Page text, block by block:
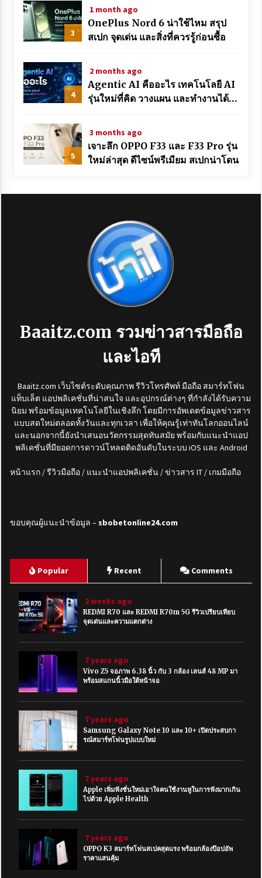
3
1 month ago
OnePlus Nord 6 น่าใช้ไหม สรุป
สเปก จุดเด่น และสิ่งที่ควรรู้ก่อนซื้อ
4
2 months ago
Agentic AI คืออะไร เทคโนโลยี AI
รุ่นใหม่ที่คิด วางแผน และทำงานได้
5
3 months ago
เจาะลึก OPPO F33 และ F33 Pro รุ่น
ใหม่ล่าสุด ดีไซน์พรีเมียม สเปกน่าโดน
Baaitz.com รวมข่าวสารมือถือ
และไอที
Baaitz.com เว็บไซต์ระดับคุณภาพ รีวิวโทรศัพท์ มือถือ สมาร์ทโฟน
แท็บเล็ต แอปพลิเคชั่นที่น่าสนใจ และอุปกรณ์ต่างๆ ที่กำลังได้รับความ
นิยม พร้อมข้อมูลเทคโนโลยีในเชิงลึก โดยมีการอัพเดตข้อมูลข่าวสาร
แบบสดใหม่ตลอดทั้งวันและทุกเวลา เพื่อให้คุณรู้เท่าทันโลกออนไลน์
และนอกจากนี้ยังนำเสนอนวัตกรรมสุดทันสมัย พร้อมกับแนะนำแอป
พลิเคชั่นที่มียอดการดาวน์โหลดติดอันดับในระบบ iOS และ Android
หน้าแรก / รีวิวมือถือ / แนะนำแอปพลิเคชั่น / ข่าวสาร IT / เกมมือถือ
ขอบคุณผู้แนะนำข้อมูล – sbobetonline24.com
Popular Recent Comments
2 weeks ago
REDMI R70 และ REDMI R70m 5G รีวิวเปรียบเทียบ
จุดเด่นและความแตกต่าง
7 years ago
Vivo Z5 จอภาพ 6.38 นิ้ว กับ 3 กล้อง เลนส์ 48 MP มา
พร้อมสแกนนิ้วมือใต้หน้าจอ
7 years ago
Samsung Galaxy Note 10 และ 10+ เปิดประสบกา
รณ์สมาร์ทโฟนรูปแบบใหม่
7 years ago
Apple เพิ่มฟังชั่นใหม่เอาใจคนใช้งานหูในการฟังมากเกิน
ไปด้วย Apple Health
7 years ago
OPPO K3 สมาร์ทโฟนสเปคสุดแรง พร้อมกล้องป๊อปอัพ
ราคาแสนคุ้ม